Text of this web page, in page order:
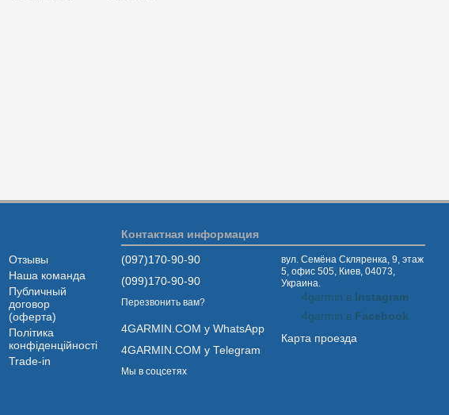
Отзывы
Наша команда
Публичный
договор
(оферта)
Політика
конфіденційності
Trade-in
Контактная информация
(097)170-90-90
(099)170-90-90
Перезвонить вам?
4GARMIN.COM у WhatsApp
4GARMIN.COM у Telegram
вул. Семёна Скляренка, 9, этаж
5, офис 505, Киев, 04073,
Украина.
4garmin в Instagram
4garmin в Facebook
Карта проезда
Мы в соцсетях